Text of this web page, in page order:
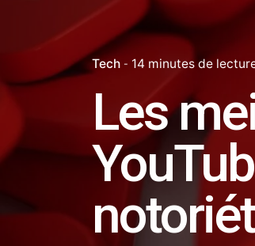
Tech 14 minutes de
Les